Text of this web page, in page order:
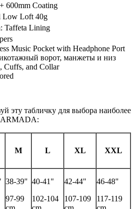
600mm Coating
Low Loft 40g
Taffeta Lining
Music Pocket with Headphone Port
ворот, манжеты и низ
Cuffs, and Collar
эту табличку для выбора наиболее
ARMADA:
M L XL XXL
38-39"
97-99
40-41"
102-104
42-44"
107-109
46-48"
117-119